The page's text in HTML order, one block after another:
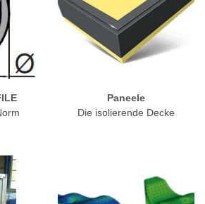
Paneele
Die isolierende Decke